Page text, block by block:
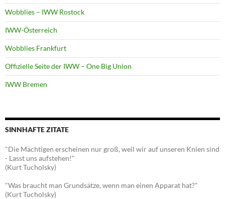
Wobblies – IWW Rostock
IWW-Österreich
Wobblies Frankfurt
Offizielle Seite der IWW – One Big Union
IWW Bremen
SINNHAFTE ZITATE
"Die Mächtigen erscheinen nur groß, weil wir auf unseren Knien sind
- Lasst uns aufstehen!"
(Kurt Tucholsky)
"Was braucht man Grundsätze, wenn man einen Apparat hat?"
(Kurt Tucholsky)